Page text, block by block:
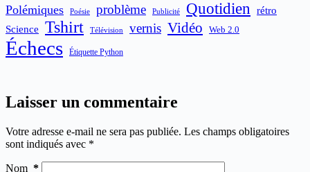
Polémiques Poésie problème Publicité Quotidien
rétro
Science
Tshirt Télévision vernis Vidéo Web 2.0
Échecs Étiquette Python
Laisser un commentaire
Votre adresse e-mail ne sera pas publiée. Les champs obligatoires
sont indiqués avec *
Nom *